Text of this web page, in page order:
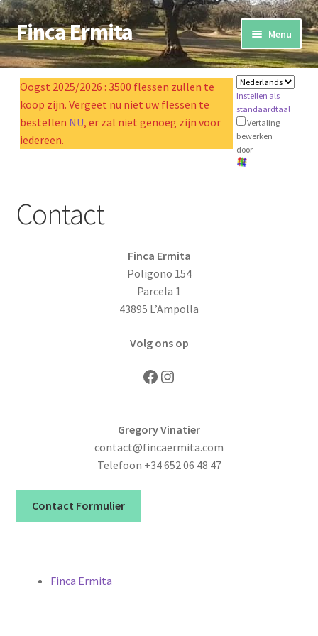
Ga
naar
navigatie
Doorgaan
naar
artikel
Finca Ermita Menu
domein
Olijfolie
Expand
child
johannesbroodbomen
Verblijf op de boerderij
Oogst 2025/2026 : 3500 flessen zullen te
koop zijn. Vergeet nu niet uw flessen te
bestellen NU, er zal niet genoeg zijn voor
iedereen.
Instellen als
standaardtaal
Vertaling
bewerken
door
Contact
Finca Ermita
Poligono 154
Parcela 1
43895 L’Ampolla
Volg ons op
Facebook Instagram
Gregory Vinatier
contact@fincaermita.com
Telefoon +34 652 06 48 47
Contact Formulier
Finca Ermita